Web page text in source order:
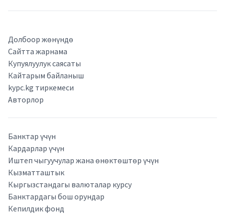
Долбоор жөнүндө
Сайтта жарнама
Купуялуулук саясаты
Кайтарым байланыш
kypc.kg тиркемеси
Авторлор
Банктар үчүн
Кардарлар үчүн
Иштеп чыгуучулар жана өнөктөштөр үчүн
Кызматташтык
Кыргызстандагы валюталар курсу
Банктардагы бош орундар
Кепилдик фонд